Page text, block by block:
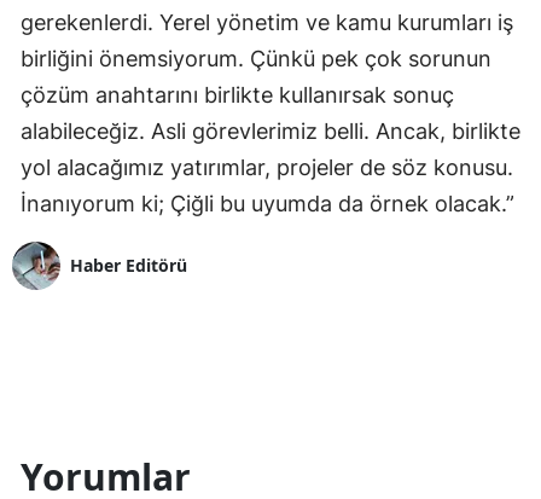
gerekenlerdi. Yerel yönetim ve kamu kurumları iş
birliğini önemsiyorum. Çünkü pek çok sorunun
çözüm anahtarını birlikte kullanırsak sonuç
alabileceğiz. Asli görevlerimiz belli. Ancak, birlikte
yol alacağımız yatırımlar, projeler de söz konusu.
İnanıyorum ki; Çiğli bu uyumda da örnek olacak.”
Haber Editörü
Yorumlar